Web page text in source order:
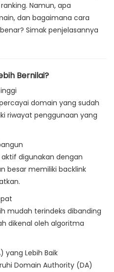
Namun, apa
dan bagaimana cara
Simak penjelasannya
Bernilai?
domain yang sudah
riwayat penggunaan yang
digunakan dengan
besar memiliki backlink
mudah terindeks dibanding
dikenal oleh algoritma
yang Lebih Baik
Domain Authority (DA)